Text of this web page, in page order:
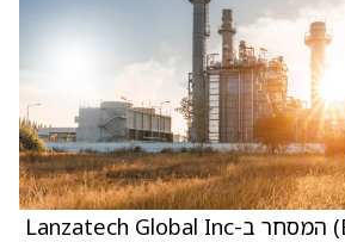
. בשעה 15:30 (EDT) המסחר ב-Lanzatech Global Inc